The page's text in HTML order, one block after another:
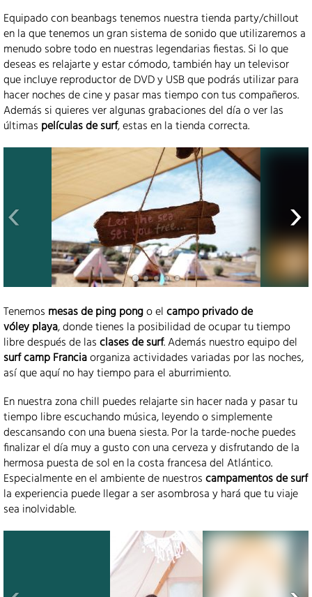
Equipado con beanbags tenemos nuestra tienda party/chillout
en la que tenemos un gran sistema de sonido que utilizaremos a
menudo sobre todo en nuestras legendarias fiestas. Si lo que
deseas es relajarte y estar cómodo, también hay un televisor
que incluye reproductor de DVD y USB que podrás utilizar para
hacer noches de cine y pasar mas tiempo con tus compañeros.
Además si quieres ver algunas grabaciones del día o ver las
últimas películas de surf, estas en la tienda correcta.
Tenemos mesas de ping pongo elcampo privado de
vóley playa, donde tienes la posibilidad de ocupar tu tiempo
libre después de lasclases de surf. Además nuestro equipo del
surf camp Franciaorganiza actividades variadas por las noches,
así que aquí no hay tiempo para el aburrimiento.
En nuestra zona chill puedes relajarte sin hacer nada y pasar tu
tiempo libre escuchando música, leyendo o simplemente
descansando con una buena siesta. Por la tarde-noche puedes
finalizar el día muy a gusto con una cerveza y disfrutando de la
hermosa puesta de sol en la costa francesa del Atlántico.
Especialmente en el ambiente de nuestroscampamentos de surf
la experiencia puede llegar a ser asombrosa y hará que tu viaje
sea inolvidable.